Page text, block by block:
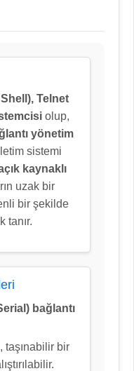
Telnet
olup,
yönetim
sistemi
kaynaklı
uzak bir
bir şekilde
tanır.
bağlantı
, taşınabilir bir